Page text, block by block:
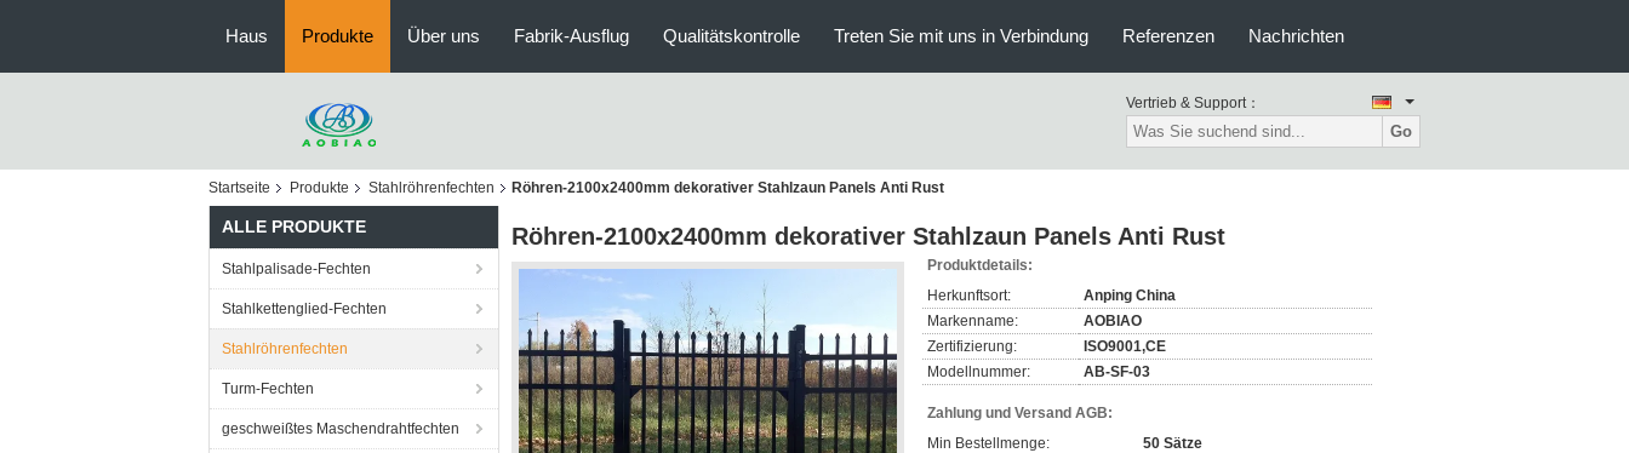
Haus Produkte Über uns Fabrik-Ausflug Qualitätskontrolle Treten Sie mit uns in Verbindung Referenzen Nachrichten
Vertrieb & Support：
Go
Startseite Produkte Stahlröhrenfechten Röhren-2100x2400mm dekorativer Stahlzaun Panels Anti Rust
ALLE PRODUKTE
Stahlpalisade-Fechten
Stahlkettenglied-Fechten
Stahlröhrenfechten
Turm-Fechten
geschweißtes Maschendrahtfechten
Röhren-2100x2400mm dekorativer Stahlzaun Panels Anti Rust
Produktdetails:
Herkunftsort:
Anping China
Markenname:
AOBIAO
Zertifizierung:
ISO9001,CE
Modellnummer:
AB-SF-03
Zahlung und Versand AGB:
Min Bestellmenge:
50 Sätze